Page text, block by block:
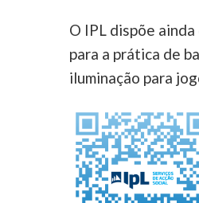
O IPL dispõe ainda
para a prática de
iluminação para